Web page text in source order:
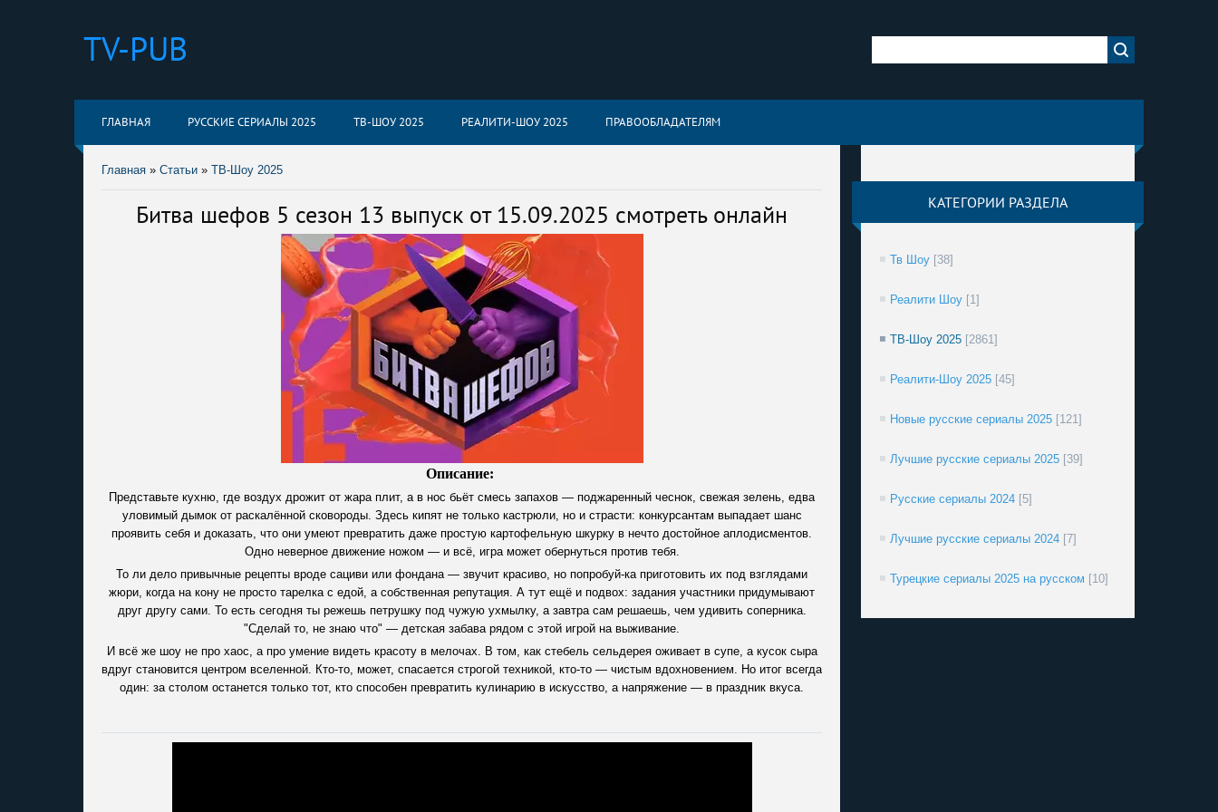
TV-PUB
ГЛАВНАЯ РУССКИЕ СЕРИАЛЫ 2025 ТВ-ШОУ 2025 РЕАЛИТИ-ШОУ 2025 ПРАВООБЛАДАТЕЛЯМ
Главная » Статьи » ТВ-Шоу 2025
Битва шефов 5 сезон 13 выпуск от 15.09.2025 смотреть онлайн
Описание:
Представьте кухню, где воздух дрожит от жара плит, а в нос бьёт смесь запахов — поджаренный чеснок, свежая зелень, едва
уловимый дымок от раскалённой сковороды. Здесь кипят не только кастрюли, но и страсти: конкурсантам выпадает шанс
проявить себя и доказать, что они умеют превратить даже простую картофельную шкурку в нечто достойное аплодисментов.
Одно неверное движение ножом — и всё, игра может обернуться против тебя.
То ли дело привычные рецепты вроде сациви или фондана — звучит красиво, но попробуй-ка приготовить их под взглядами
жюри, когда на кону не просто тарелка с едой, а собственная репутация. А тут ещё и подвох: задания участники придумывают
друг другу сами. То есть сегодня ты режешь петрушку под чужую ухмылку, а завтра сам решаешь, чем удивить соперника.
"Сделай то, не знаю что" — детская забава рядом с этой игрой на выживание.
И всё же шоу не про хаос, а про умение видеть красоту в мелочах. В том, как стебель сельдерея оживает в супе, а кусок сыра
вдруг становится центром вселенной. Кто-то, может, спасается строгой техникой, кто-то — чистым вдохновением. Но итог всегда
один: за столом останется только тот, кто способен превратить кулинарию в искусство, а напряжение — в праздник вкуса.
КАТЕГОРИИ РАЗДЕЛА
Тв Шоу [38]
Реалити Шоу [1]
ТВ-Шоу 2025 [2861]
Реалити-Шоу 2025 [45]
Новые русские сериалы 2025 [121]
Лучшие русские сериалы 2025 [39]
Русские сериалы 2024 [5]
Лучшие русские сериалы 2024 [7]
Турецкие сериалы 2025 на русском [10]